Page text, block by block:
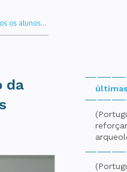
os alunos...
da